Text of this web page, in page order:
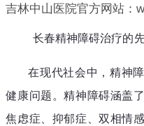
吉林中山医院官方网站：
长春精神障碍治疗的
在现代社会中，精神
健康问题。精神障碍涵盖
焦虑症、抑郁症、双相情